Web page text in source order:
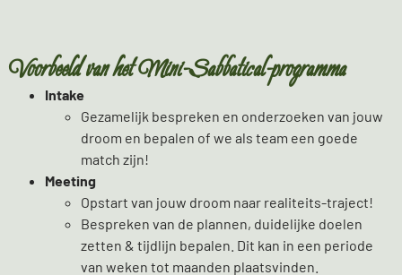
Voorbeeld van het Mini-Sabbatical-programma
Intake
Gezamelijk bespreken en onderzoeken van jouw
droom en bepalen of we als team een goede
match zijn!
Meeting
Opstart van jouw droom naar realiteits-traject!
Bespreken van de plannen, duidelijke doelen
zetten & tijdlijn bepalen. Dit kan in een periode
van weken tot maanden plaatsvinden.